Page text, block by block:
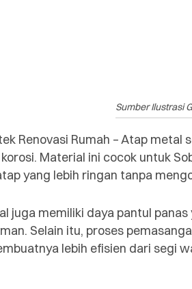
Sumber Ilustrasi
Renovasi Rumah – Atap
Material ini cocok untuk
yang lebih ringan tanpa
juga memiliki daya pantul
Selain itu, proses
lebih efisien dari segi